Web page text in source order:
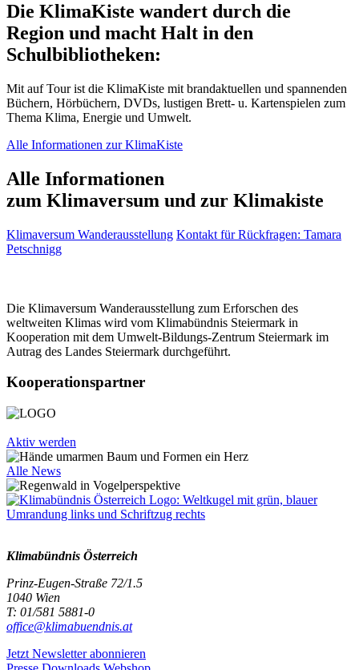
Die KlimaKiste wandert durch die
Region und macht Halt in den
Schulbibliotheken:
Mit auf Tour ist die KlimaKiste mit brandaktuellen und spannenden
Büchern, Hörbüchern, DVDs, lustigen Brett- u. Kartenspielen zum
Thema Klima, Energie und Umwelt.
Alle Informationen zur KlimaKiste
Alle Informationen
zum Klimaversum und zur Klimakiste
Klimaversum Wanderausstellung Kontakt für Rückfragen: Tamara
Petschnigg
Die Klimaversum Wanderausstellung zum Erforschen des
weltweiten Klimas wird vom Klimabündnis Steiermark in
Kooperation mit dem Umwelt-Bildungs-Zentrum Steiermark im
Autrag des Landes Steiermark durchgeführt.
Kooperationspartner
Aktiv werden
Alle News
Klimabündnis Österreich
Prinz-Eugen-Straße 72/1.5
1040 Wien
T: 01/581 5881-0
office@klimabuendnis.at
Jetzt Newsletter abonnieren